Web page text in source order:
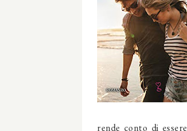
rende conto di